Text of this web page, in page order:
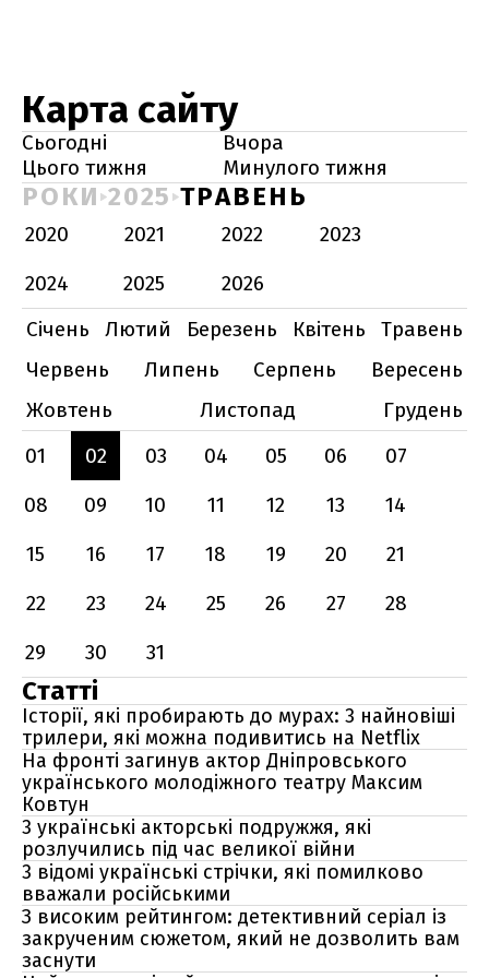
Карта сайту
Сьогодні
Вчора
Цього тижня
Минулого тижня
РОКИ 2025 ТРАВЕНЬ
2020 2021 2022
2023
2024
2025
2026
Січень
Лютий Березень Квітень
Травень
Червень
Липень Серпень
Вересень
Жовтень
Листопад
Грудень
01
02 03 04 05 06
07
08
09 10 11 12 13
14
15
16 17 18 19 20
21
22
23 24 25 26 27
28
29
30 31
Статті
Історії, які пробирають до мурах: 3 найновіші
трилери, які можна подивитись на Netflix
На фронті загинув актор Дніпровського
українського молодіжного театру Максим
Ковтун
3 українські акторські подружжя, які
розлучились під час великої війни
3 відомі українські стрічки, які помилково
вважали російськими
З високим рейтингом: детективний серіал із
закрученим сюжетом, який не дозволить вам
заснути